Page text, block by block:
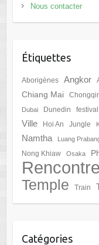
Nous contacter
Étiquettes
Aborigènes Angkor
Chiang Mai
Dubai Dunedin festival
Ville
Hoi An Jungle
Namtha
Luang
Nong Khiaw Osaka
Rencontre
Temple Train
Catégories